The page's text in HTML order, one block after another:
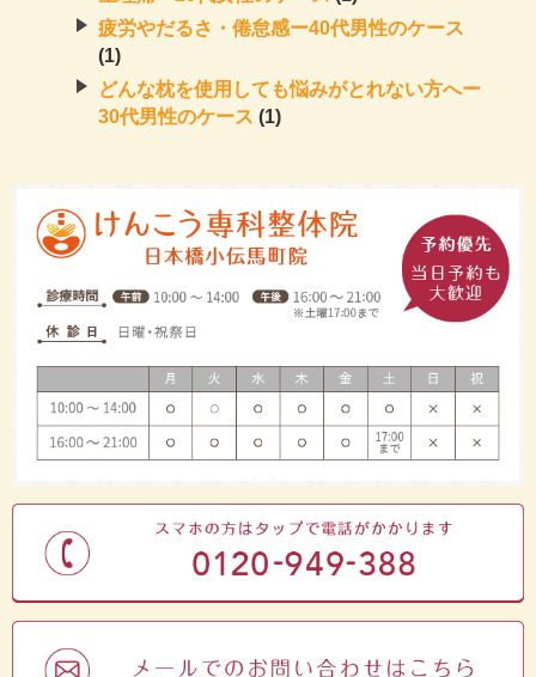
疲労やだるさ・倦怠感ー40代男性のケース
(1)
どんな枕を使用しても悩みがとれない方へー
30代男性のケース (1)